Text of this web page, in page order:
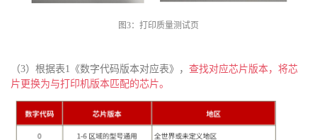
图3：打印质量测试页
（3）根据表1《数字代码版本对应表》 ， 查找对应芯片版本，将芯
片更换为与打印机版本匹配的芯片。